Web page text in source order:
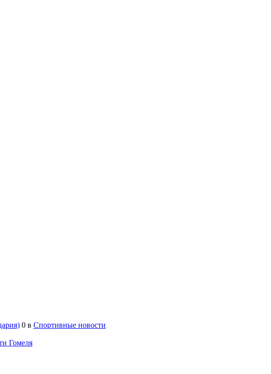
0 в Спортивные новости
Гомеля